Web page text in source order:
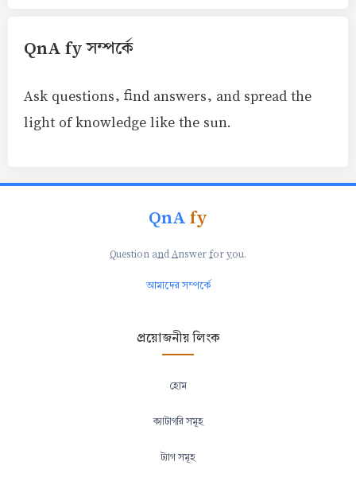
QnA fy সম্পর্কে
Ask questions, find answers, and spread the
light of knowledge like the sun.
QnAfy
Question andAnswer foryou.
আমাদের সম্পর্কে
প্রয়োজনীয় লিংক
হোম
ক্যাটাগরি সমূহ
ট্যাগ সমূহ